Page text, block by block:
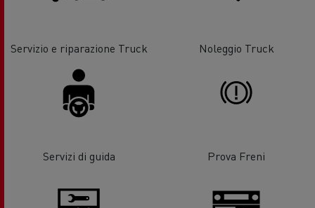
Servizio e riparazione Truck Noleggio Truck
Servizi di guida Prova Freni